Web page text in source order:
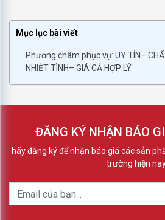
Mục lục bài viết
Phương châm phục vụ: UY TÍN–
NHIỆT TÌNH– GIÁ CẢ HỢP LÝ.
ĐĂNG KÝ NHẬN BÁO
hãy đăng ký để nhận báo giá các sản
trường hiện